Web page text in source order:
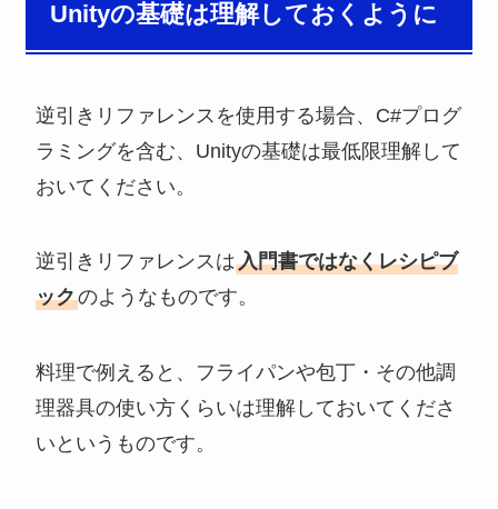
Unityの基礎は理解しておくように
逆引きリファレンスを使用する場合、C#プログ
ラミングを含む、Unityの基礎は最低限理解して
おいてください。
逆引きリファレンスは入門書ではなくレシピブ
ックのようなものです。
料理で例えると、フライパンや包丁・その他調
理器具の使い方くらいは理解しておいてくださ
いというものです。